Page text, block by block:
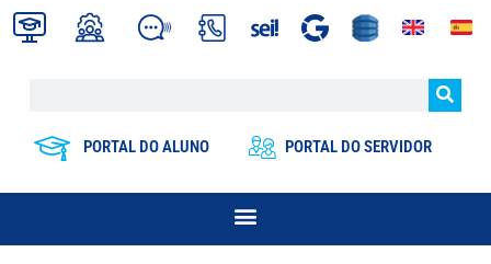
PORTAL DO ALUNO PORTAL DO SERVIDOR